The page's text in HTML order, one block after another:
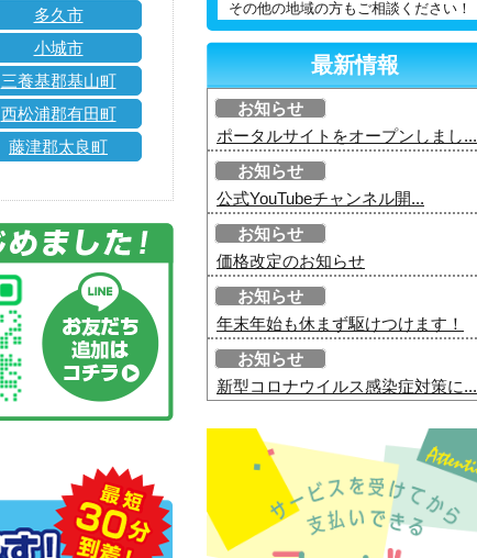
多久市
小城市
三養基郡基山町
西松浦郡有田町
藤津郡太良町
その他の地域の方もご相談ください！
最新情報
お知らせ
ポータルサイトをオープンしまし...
お知らせ
公式YouTubeチャンネル開...
お知らせ
価格改定のお知らせ
お知らせ
年末年始も休まず駆けつけます！
お知らせ
新型コロナウイルス感染症対策に...